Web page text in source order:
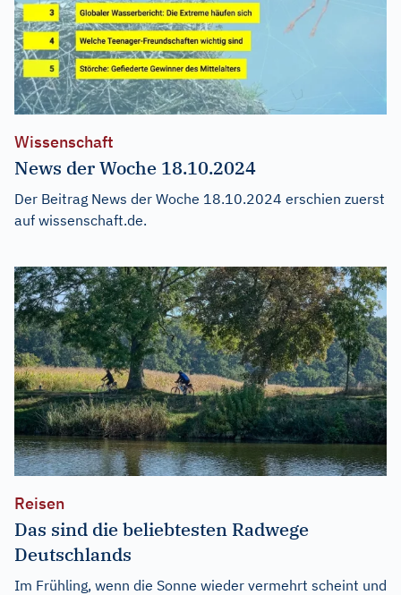
Wissenschaft
News der Woche 18.10.2024
Der Beitrag News der Woche 18.10.2024 erschien zuerst
auf wissenschaft.de.
Reisen
Das sind die beliebtesten Radwege
Deutschlands
Im Frühling, wenn die Sonne wieder vermehrt scheint und